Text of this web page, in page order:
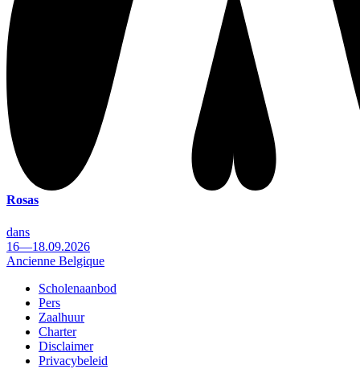
Rosas
dans
16—18.09.2026
Ancienne Belgique
Footer
Scholenaanbod
Pers
Zaalhuur
Charter
Disclaimer
Privacybeleid